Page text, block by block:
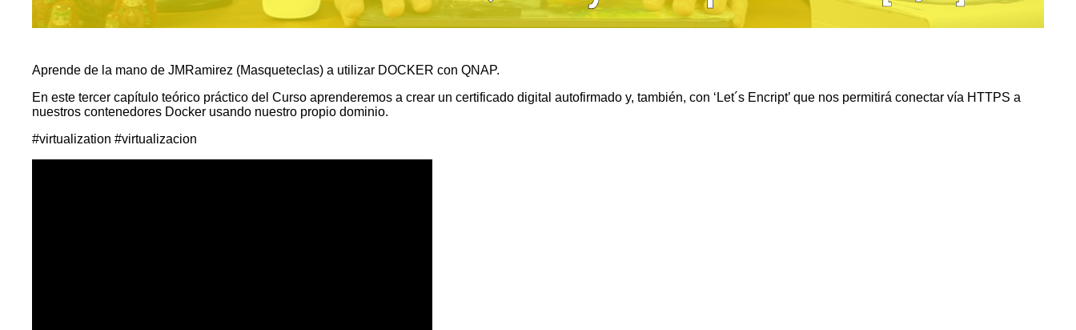
Aprende de la mano de JMRamirez (Masqueteclas) a utilizar DOCKER con QNAP.
En este tercer capítulo teórico práctico del Curso aprenderemos a crear un certificado digital autofirmado y, también, con ‘Let´s Encript’ que nos permitirá conectar vía HTTPS a
nuestros contenedores Docker usando nuestro propio dominio.
#virtualization #virtualizacion